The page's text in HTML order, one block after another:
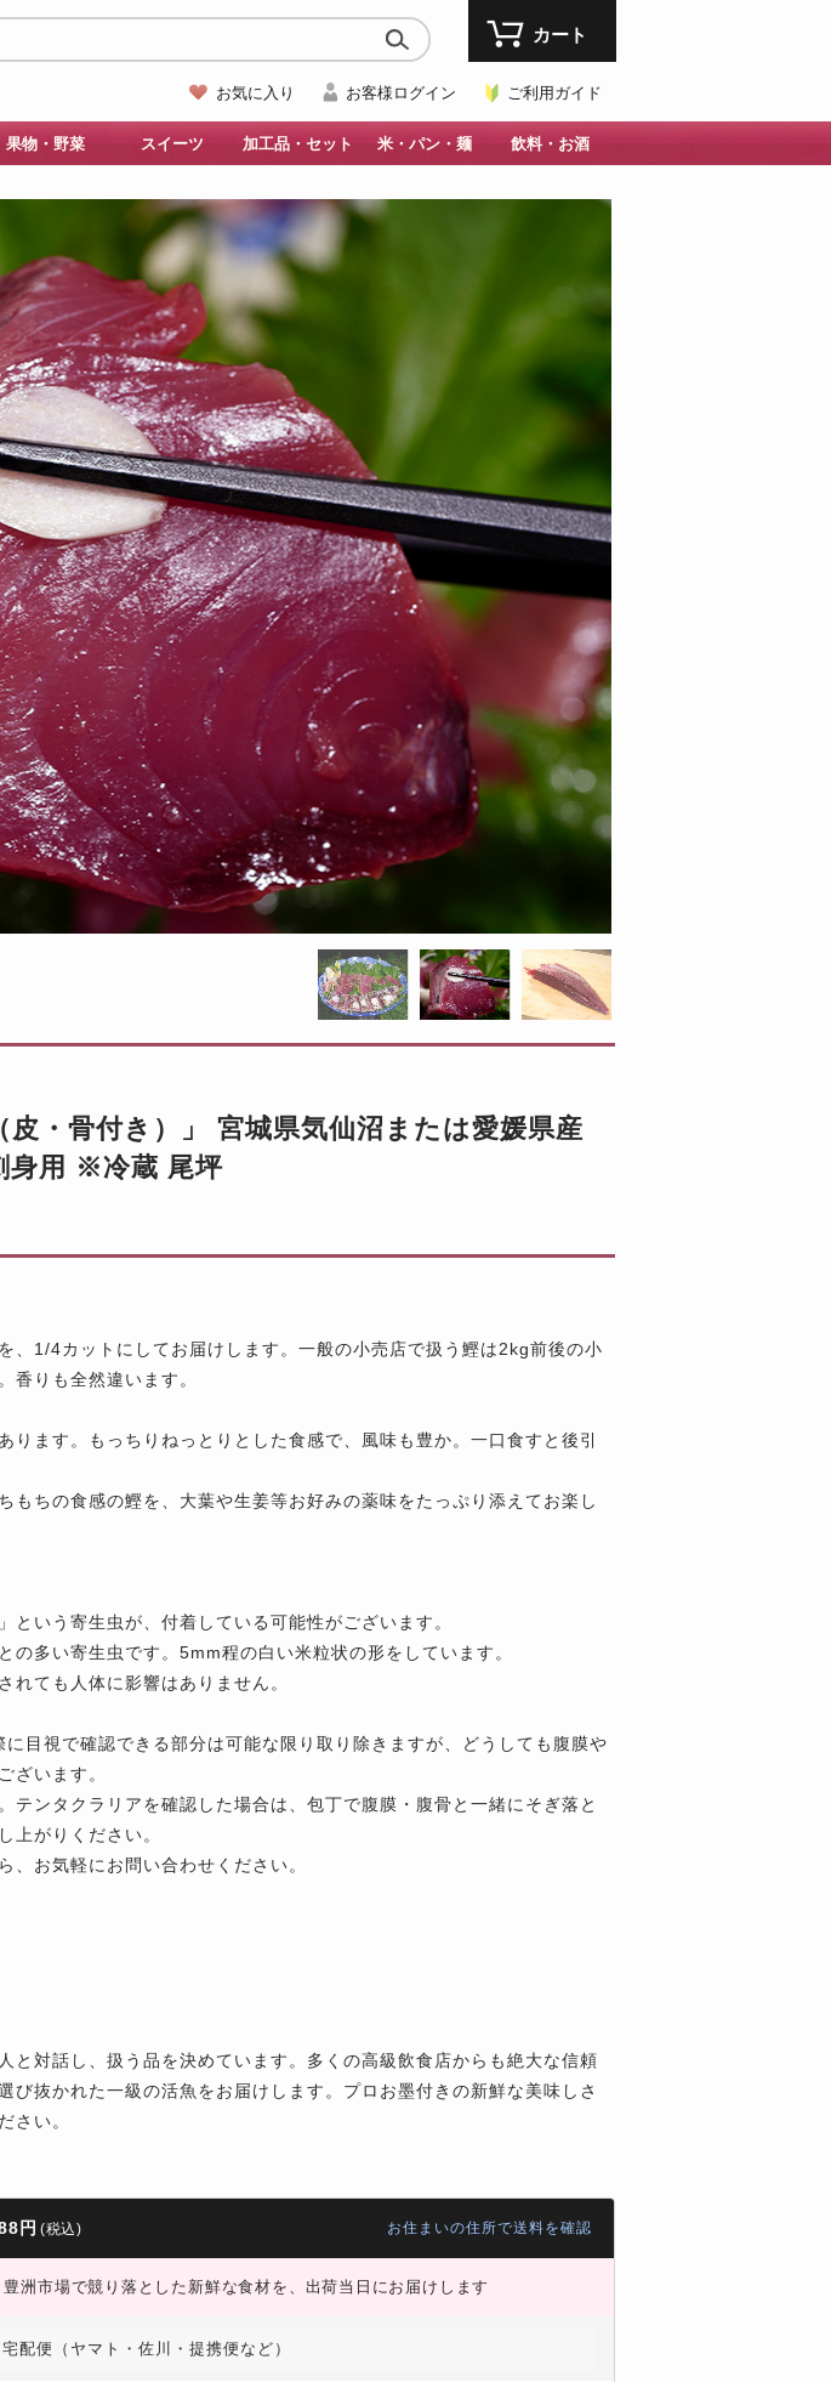
お気に入り お客様ログイン ご利用ガイド
カート
果物・野菜 スイーツ 加工品・セット 米・パン・麺 飲料・お酒
・骨付き）」 宮城県気仙沼または愛媛県産
身用 ※冷蔵 尾坪
、1/4カットにしてお届けします。一般の小売店で扱う鰹は2kg前後の小
香りも全然違います。
ります。もっちりねっとりとした食感で、風味も豊か。一口食すと後引
もちの食感の鰹を、大葉や生姜等お好みの薬味をたっぷり添えてお楽し
という寄生虫が、付着している可能性がございます。
の多い寄生虫です。5mm程の白い米粒状の形をしています。
れても人体に影響はありません。
目視で確認できる部分は可能な限り取り除きますが、どうしても腹膜や
ざいます。
テンタクラリアを確認した場合は、包丁で腹膜・腹骨と一緒にそぎ落と
上がりください。
、お気軽にお問い合わせください。
と対話し、扱う品を決めています。多くの高級飲食店からも絶大な信頼
び抜かれた一級の活魚をお届けします。プロお墨付きの新鮮な美味しさ
さい。
円 (税込) お住まいの住所で送料を確認
豊洲市場で競り落とした新鮮な食材を、出荷当日にお届けします
配便（ヤマト・佐川・提携便など）